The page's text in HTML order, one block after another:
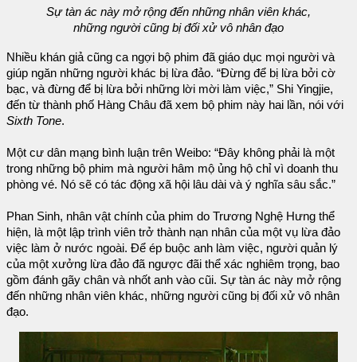
Sự tàn ác này mở rộng đến những nhân viên khác,
những người cũng bị đối xử vô nhân đạo
Nhiều khán giả cũng ca ngợi bộ phim đã giáo dục mọi người và
giúp ngăn những người khác bị lừa đảo. “Đừng để bị lừa bởi cờ
bạc, và đừng để bị lừa bởi những lời mời làm việc,” Shi Yingjie,
đến từ thành phố Hàng Châu đã xem bộ phim này hai lần, nói với
Sixth Tone.
Một cư dân mạng bình luận trên Weibo: “Đây không phải là một
trong những bộ phim mà người hâm mộ ủng hộ chỉ vì doanh thu
phòng vé. Nó sẽ có tác động xã hội lâu dài và ý nghĩa sâu sắc.”
Phan Sinh, nhân vật chính của phim do Trương Nghệ Hưng thể
hiện, là một lập trình viên trở thành nạn nhân của một vụ lừa đảo
việc làm ở nước ngoài. Để ép buộc anh làm việc, người quản lý
của một xưởng lừa đảo đã ngược đãi thể xác nghiêm trọng, bao
gồm đánh gãy chân và nhốt anh vào cũi. Sự tàn ác này mở rộng
đến những nhân viên khác, những người cũng bị đối xử vô nhân
đạo.